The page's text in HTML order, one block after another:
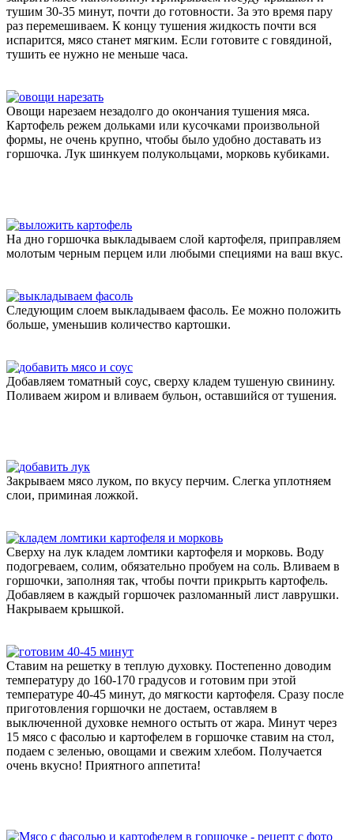
тушим 30-35 минут, почти до готовности. За это время пару
раз перемешиваем. К концу тушения жидкость почти вся
испарится, мясо станет мягким. Если готовите с говядиной,
тушить ее нужно не меньше часа.
Овощи нарезаем незадолго до окончания тушения мяса.
Картофель режем дольками или кусочками произвольной
формы, не очень крупно, чтобы было удобно доставать из
горшочка. Лук шинкуем полукольцами, морковь кубиками.
На дно горшочка выкладываем слой картофеля, приправляем
молотым черным перцем или любыми специями на ваш вкус.
Следующим слоем выкладываем фасоль. Ее можно положить
больше, уменьшив количество картошки.
Добавляем томатный соус, сверху кладем тушеную свинину.
Поливаем жиром и вливаем бульон, оставшийся от тушения.
Закрываем мясо луком, по вкусу перчим. Слегка уплотняем
слои, приминая ложкой.
Сверху на лук кладем ломтики картофеля и морковь. Воду
подогреваем, солим, обязательно пробуем на соль. Вливаем в
горшочки, заполняя так, чтобы почти прикрыть картофель.
Добавляем в каждый горшочек разломанный лист лаврушки.
Накрываем крышкой.
Ставим на решетку в теплую духовку. Постепенно доводим
температуру до 160-170 градусов и готовим при этой
температуре 40-45 минут, до мягкости картофеля. Сразу после
приготовления горшочки не достаем, оставляем в
выключенной духовке немного остыть от жара. Минут через
15 мясо с фасолью и картофелем в горшочке ставим на стол,
подаем с зеленью, овощами и свежим хлебом. Получается
очень вкусно! Приятного аппетита!